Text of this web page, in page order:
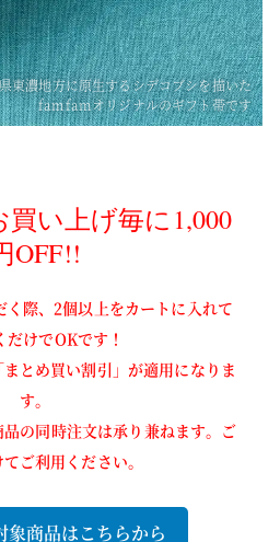
東濃地方に原生するシデコブシを描いた
famfamオリジナルのギフト帯です
い上げ毎に1,000
OFF!!
際、2個以上をカートに入れて
だけでOKです！
とめ買い割引」が適用になりま
す。
の同時注文は承り兼ねます。ご
ご利用ください。
象商品はこちらから